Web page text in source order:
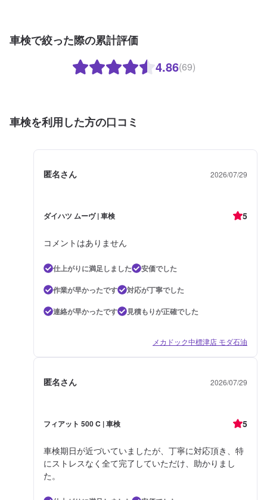
車検で絞った際の累計評価
4.86(69)
車検を利用した方の口コミ
匿名さん 2026/07/29
ダイハツ ムーヴ | 車検 5
コメントはありません
仕上がりに満足しました
安価でした
作業が早かったです
対応が丁寧でした
連絡が早かったです
見積もりが正確でした
メカドック中標津店 モダ石油
匿名さん 2026/07/29
フィアット 500 C | 車検 5
車検期日が近づいていましたが、丁寧に対応頂き、特
にストレスなく全て完了していただけ、助かりまし
た。